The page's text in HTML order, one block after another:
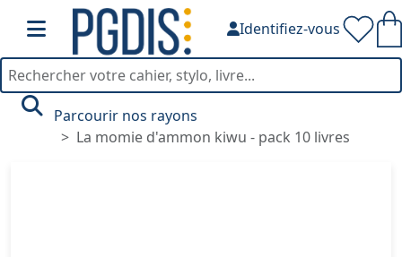
Identifiez-vous
Parcourir nos rayons
La momie d'ammon kiwu - pack 10 livres